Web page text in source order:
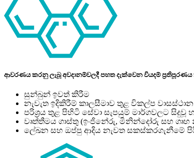
ආවරණය කරනු ලැබූ අවදානම්වලදී පහත දැක්වෙන වියදම් ප්‍රතිපූරණය
සුන්බුන් ඉවත් කිරීම
නැවැත ඉදිකිරීම් කාලසීමාව තුළ විකල්ප වාසස්ථාන
පරිශ්‍රය තුළ පිහිටි සේවා සැපයුම් මාර්ගවලට සිදුවූ
වෘත්තීමය ගාස්තු (ඉංජිනේරු, මිනින්දෝරු සහ ගෘහ
ලේඛන සහ ඔප්පු ආදිය නැවත සකස්කරගැනීමේ